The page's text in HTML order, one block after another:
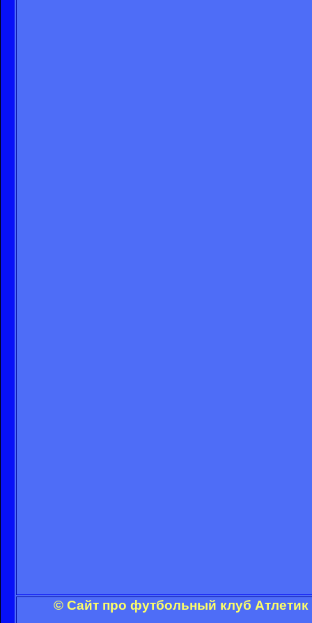
© Сайт про футбольный клуб